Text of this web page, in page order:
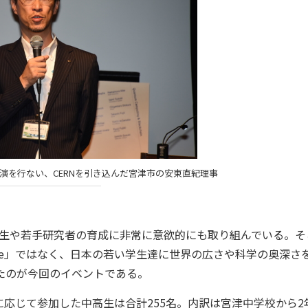
を行ない、CERNを引き込んだ宮津市の安東直紀理事
若手研究者の育成に非常に意欲的にも取り組んでいる。そ
ではなく、日本の若い学生達に世界の広さや科学の奥深さ
が今回のイベントである。
て参加した中高生は合計255名。内訳は宮津中学校から2